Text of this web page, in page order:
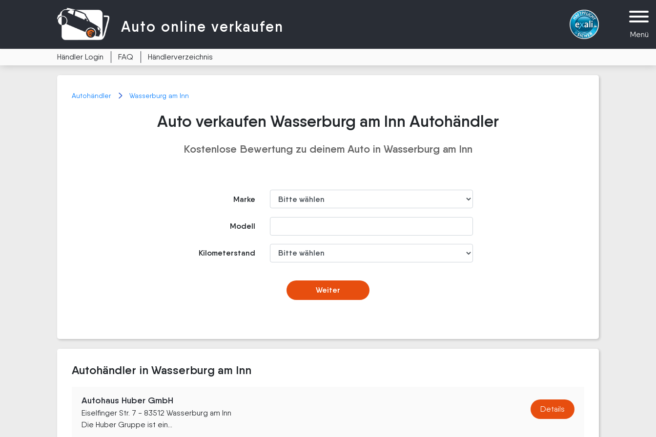
Menü
Auto online verkaufen
Händler Login FAQ Händlerverzeichnis
Autohändler Wasserburg am Inn
Auto verkaufen Wasserburg am Inn Autohändler
Kostenlose Bewertung zu deinem Auto in Wasserburg am Inn
Marke
Modell
Kilometerstand
Weiter
Autohändler in Wasserburg am Inn
Autohaus Huber GmbH
Eiselfinger Str. 7 - 83512 Wasserburg am Inn
Die Huber Gruppe ist ein...
Details